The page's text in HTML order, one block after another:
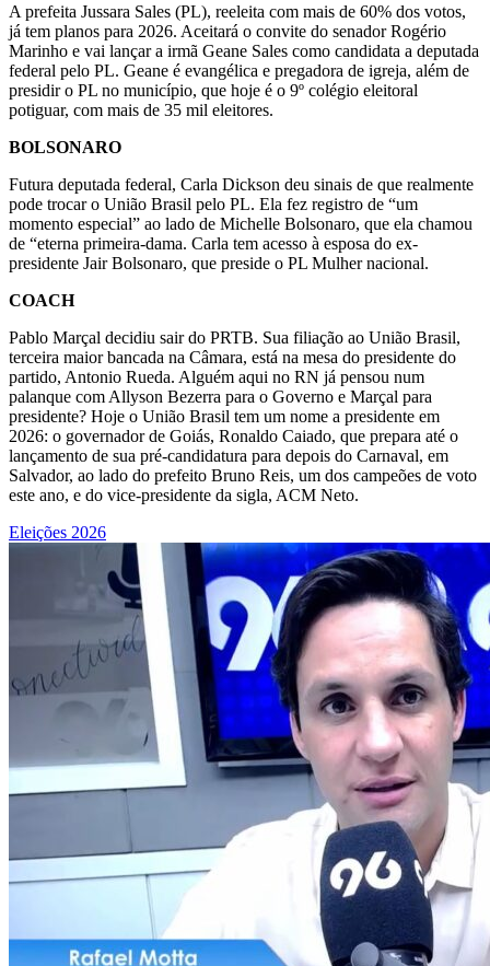
A prefeita Jussara Sales (PL), reeleita com mais de 60% dos votos,
já tem planos para 2026. Aceitará o convite do senador Rogério
Marinho e vai lançar a irmã Geane Sales como candidata a deputada
federal pelo PL. Geane é evangélica e pregadora de igreja, além de
presidir o PL no município, que hoje é o 9º colégio eleitoral
potiguar, com mais de 35 mil eleitores.
BOLSONARO
Futura deputada federal, Carla Dickson deu sinais de que realmente
pode trocar o União Brasil pelo PL. Ela fez registro de “um
momento especial” ao lado de Michelle Bolsonaro, que ela chamou
de “eterna primeira-dama. Carla tem acesso à esposa do ex-
presidente Jair Bolsonaro, que preside o PL Mulher nacional.
COACH
Pablo Marçal decidiu sair do PRTB. Sua filiação ao União Brasil,
terceira maior bancada na Câmara, está na mesa do presidente do
partido, Antonio Rueda. Alguém aqui no RN já pensou num
palanque com Allyson Bezerra para o Governo e Marçal para
presidente? Hoje o União Brasil tem um nome a presidente em
2026: o governador de Goiás, Ronaldo Caiado, que prepara até o
lançamento de sua pré-candidatura para depois do Carnaval, em
Salvador, ao lado do prefeito Bruno Reis, um dos campeões de voto
este ano, e do vice-presidente da sigla, ACM Neto.
Eleições 2026